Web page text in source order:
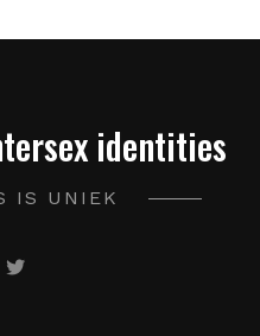
identities
IS UNIEK